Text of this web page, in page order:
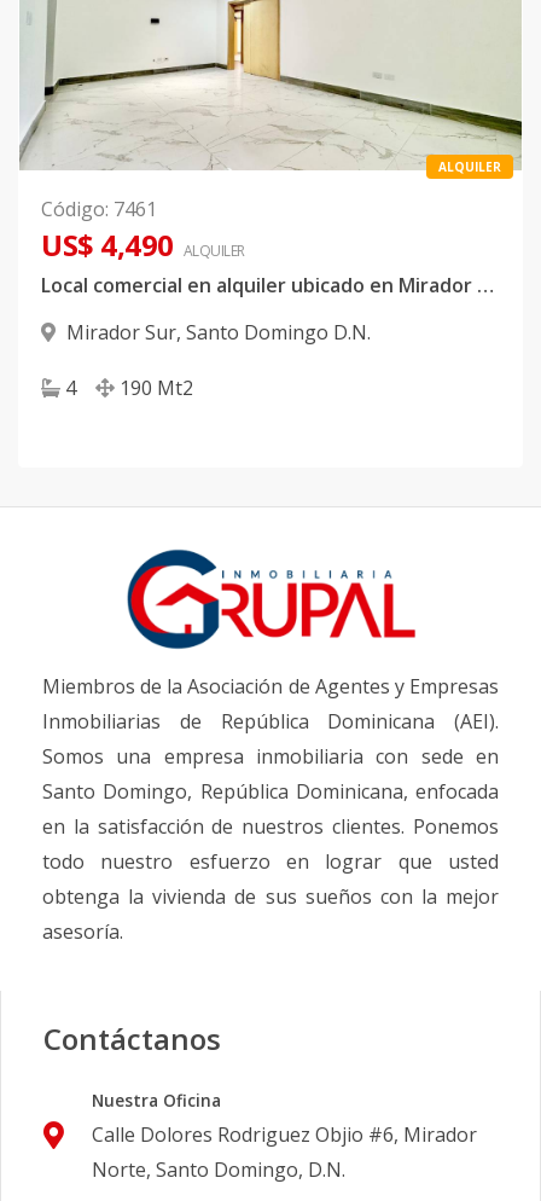
ALQUILER
Código: 7461
US$ 4,490 ALQUILER
Local comercial en alquiler ubicado en Mirador Sur
Mirador Sur, Santo Domingo D.N.
4 190 Mt2
Miembros de la Asociación de Agentes y Empresas
Inmobiliarias de República Dominicana (AEI).
Somos una empresa inmobiliaria con sede en
Santo Domingo, República Dominicana, enfocada
en la satisfacción de nuestros clientes. Ponemos
todo nuestro esfuerzo en lograr que usted
obtenga la vivienda de sus sueños con la mejor
asesoría.
Contáctanos
Nuestra Oficina
Calle Dolores Rodriguez Objio #6, Mirador
Norte, Santo Domingo, D.N.